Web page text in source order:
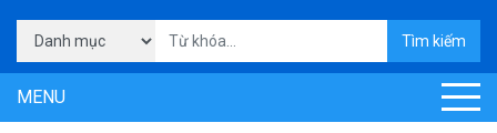
Tìm kiếm
MENU